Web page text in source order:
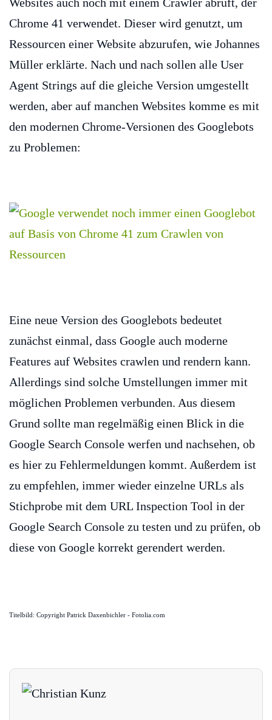
Websites auch noch mit einem Crawler abruft, der
Chrome 41 verwendet. Dieser wird genutzt, um
Ressourcen einer Website abzurufen, wie Johannes
Müller erklärte. Nach und nach sollen alle User
Agent Strings auf die gleiche Version umgestellt
werden, aber auf manchen Websites komme es mit
den modernen Chrome-Versionen des Googlebots
zu Problemen:
Eine neue Version des Googlebots bedeutet
zunächst einmal, dass Google auch moderne
Features auf Websites crawlen und rendern kann.
Allerdings sind solche Umstellungen immer mit
möglichen Problemen verbunden. Aus diesem
Grund sollte man regelmäßig einen Blick in die
Google Search Console werfen und nachsehen, ob
es hier zu Fehlermeldungen kommt. Außerdem ist
zu empfehlen, immer wieder einzelne URLs als
Stichprobe mit dem URL Inspection Tool in der
Google Search Console zu testen und zu prüfen, ob
diese von Google korrekt gerendert werden.
Titelbild: Copyright Patrick Daxenbichler - Fotolia.com